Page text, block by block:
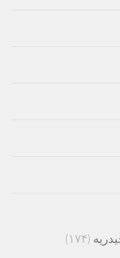
(۱۷۴)